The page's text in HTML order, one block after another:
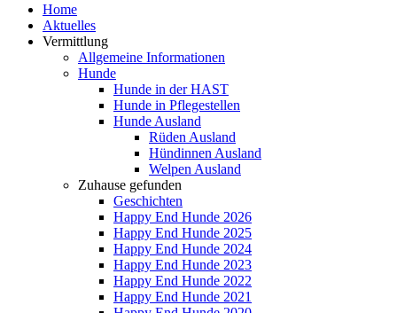
Home
Aktuelles
Vermittlung
Allgemeine Informationen
Hunde
Hunde in der HAST
Hunde in Pflegestellen
Hunde Ausland
Rüden Ausland
Hündinnen Ausland
Welpen Ausland
Zuhause gefunden
Geschichten
Happy End Hunde 2026
Happy End Hunde 2025
Happy End Hunde 2024
Happy End Hunde 2023
Happy End Hunde 2022
Happy End Hunde 2021